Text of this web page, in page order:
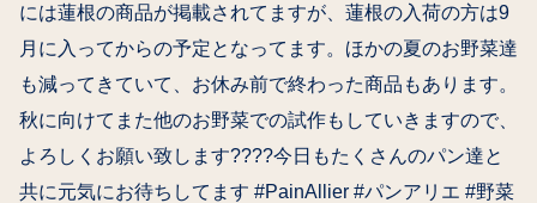
には蓮根の商品が掲載されてますが、蓮根の入荷の方は9
月に入ってからの予定となってます。ほかの夏のお野菜達
も減ってきていて、お休み前で終わった商品もあります。
秋に向けてまた他のお野菜での試作もしていきますので、
よろしくお願い致します????今日もたくさんのパン達と
共に元気にお待ちしてます️ #PainAllier #パンアリエ #野菜